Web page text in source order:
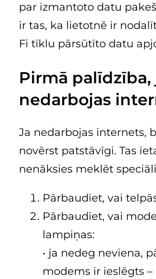
par izmantoto datu
ir tas, ka lietotnē ir
Fi tīklu pārsūtīto datu
Pirmā palīdzība,
nedarbojas
Ja nedarbojas internets,
novērst patstāvīgi. Tas
nenāksies meklēt
Pārbaudiet, vai
Pārbaudiet, vai
lampiņas:
• ja nedeg neviena,
modems ir ieslēgts